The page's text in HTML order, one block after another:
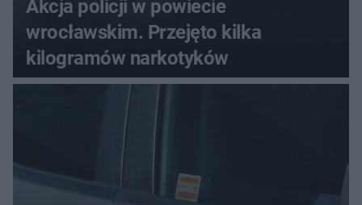
Akcja policji w powiecie
wrocławskim. Przejęto kilka
kilogramów narkotyków